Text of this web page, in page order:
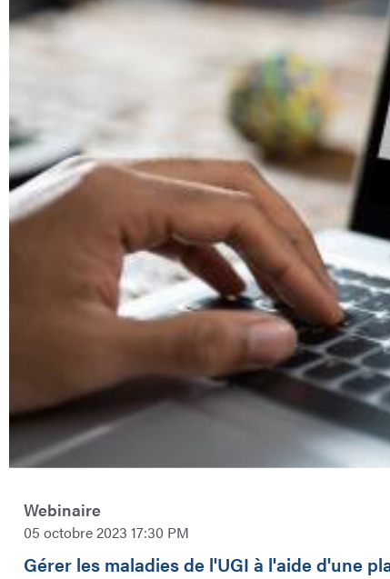
Webinaire
05 octobre 2023 17:30 PM
Gérer les maladies de l'UGI à l'aide d'une